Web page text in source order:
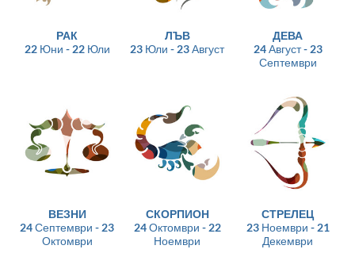
РАК
22 Юни - 22 Юли
ЛЪВ
23 Юли - 23 Август
ДЕВА
24 Август - 23
Септември
ВЕЗНИ
24 Септември - 23
Октомври
СКОРПИОН
24 Октомври - 22
Ноември
СТРЕЛЕЦ
23 Ноември - 21
Декември